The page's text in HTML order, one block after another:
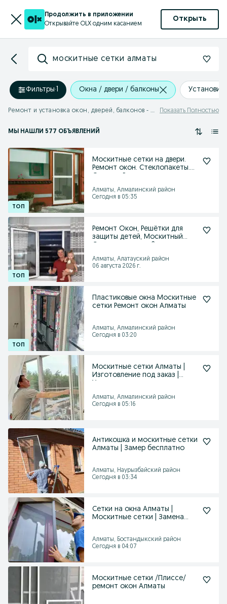
Продолжить в приложении
Открывайте OLX одним касанием
Открыть
москитные сетки алматы
Фильтры·1 Окна / двери / балконы
Ремонт и установка окон, дверей, балконов - москитные сетки алматы Показать Полностью
МЫ НАШЛИ 577 ОБЪЯВЛЕНИЙ
Москитные сетки на двери.
Ремонт окон. Стеклопакеты.
Алматы, Алмалинский район
Сегодня в 05:35
Ремонт Окон, Решётки для
защиты детей, Москитный
Алматы, Алатауский район
06 августа 2026 г.
Пластиковые окна Москитные
сетки Ремонт окон Алматы
Алматы, Алмалинский район
Сегодня в 03:20
Москитные сетки Алматы |
Изготовление под заказ |
Алматы, Алмалинский район
Сегодня в 05:16
Антикошка и москитные сетки
Алматы | Замер бесплатно
Алматы, Наурызбайский район
Сегодня в 03:34
Сетки на окна Алматы |
Москитные сетки | Замена
Алматы, Бостандыкский район
Сегодня в 04:07
Москитные сетки /Плиссе/
ремонт окон Алматы